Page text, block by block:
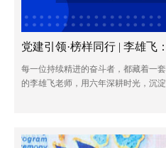
每一位持续精进的奋斗者，都藏着一
的李雄飞老师，用六年深耕时光，沉
问”三大职业心法，不仅成就了个人